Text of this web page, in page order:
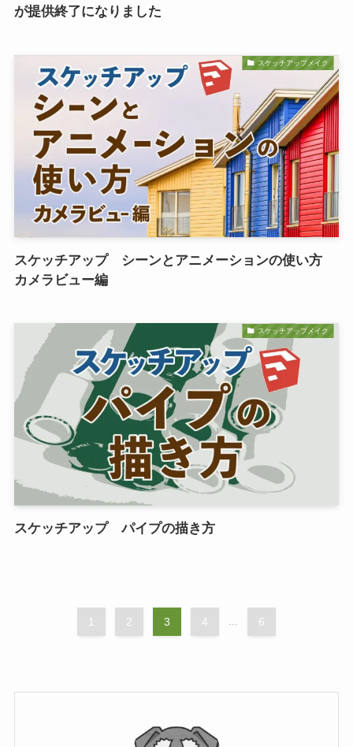
が提供終了になりました
スケッチアップメイク
スケッチアップ シーンとアニメーションの使い方
カメラビュー編
スケッチアップメイク
スケッチアップ パイプの描き方
1 2 3 4 ... 6